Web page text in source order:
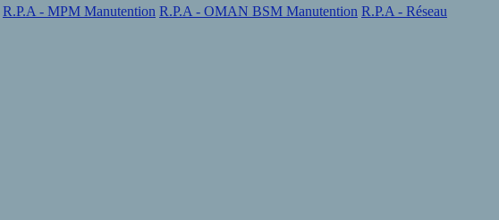
R.P.A - MPM Manutention R.P.A - OMAN BSM Manutention R.P.A - Réseau